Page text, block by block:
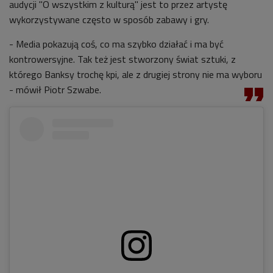
audycji "O wszystkim z kulturą" jest to przez artystę
wykorzystywane często w sposób zabawy i gry.
- Media pokazują coś, co ma szybko działać i ma być
kontrowersyjne. Tak też jest stworzony świat sztuki, z
którego Banksy trochę kpi, ale z drugiej strony nie ma wyboru
- mówił Piotr Szwabe.